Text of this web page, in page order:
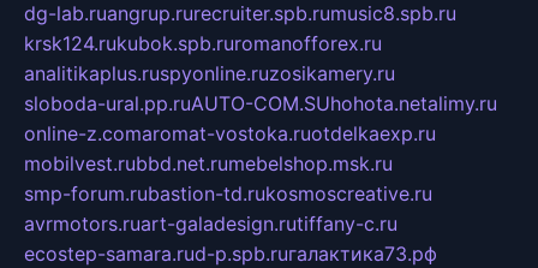
dg-lab.ruangrup.rurecruiter.spb.rumusic8.spb.ru
krsk124.rukubok.spb.ruromanofforex.ru
analitikaplus.ruspyonline.ruzosikamery.ru
sloboda-ural.pp.ruAUTO-COM.SUhohota.netalimy.ru
online-z.comaromat-vostoka.ruotdelkaexp.ru
mobilvest.rubbd.net.rumebelshop.msk.ru
smp-forum.rubastion-td.rukosmoscreative.ru
avrmotors.ruart-galadesign.rutiffany-c.ru
ecostep-samara.rud-p.spb.ruгалактика73.рф